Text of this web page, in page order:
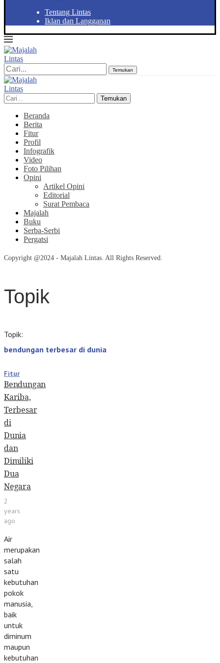
Tentang Lintas
Iklan dan Langganan
Temukan
Temukan
Beranda
Berita
Fitur
Profil
Infografik
Video
Foto Pilihan
Opini
Artikel Opini
Editorial
Surat Pembaca
Majalah
Buku
Serba-Serbi
Pergatsi
Copyright @2024 - Majalah Lintas. All Rights Reserved.
Topik
Topik:
bendungan terbesar di dunia
Fitur
Bendungan
Kariba,
Terbesar
di
Dunia
dan
Dimiliki
Dua
Negara
2
years
ago
Air
merupakan
salah
satu
kebutuhan
pokok
manusia,
baik
untuk
diminum
maupun
kebutuhan